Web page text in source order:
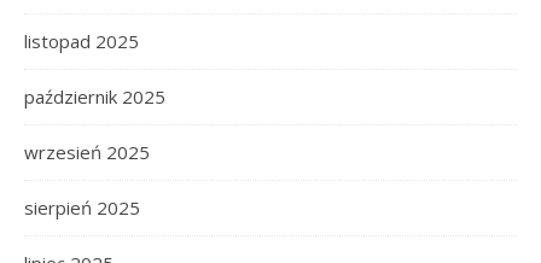
listopad 2025
październik 2025
wrzesień 2025
sierpień 2025